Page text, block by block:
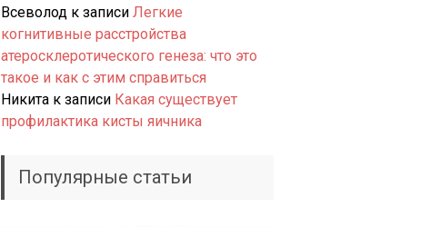
Всеволод к записи Легкие
когнитивные расстройства
атеросклеротического генеза: что это
такое и как с этим справиться
Никита к записи Какая существует
профилактика кисты яичника
Популярные статьи